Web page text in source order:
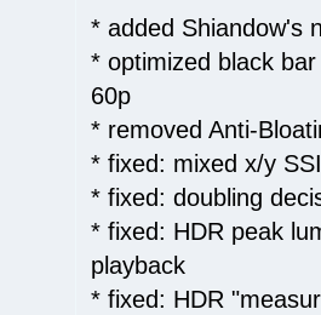
* added Shiandow's
* optimized black
60p
* removed Anti-
* fixed: mixed x/y
* fixed: doubling
* fixed: HDR peak
playback
* fixed: HDR